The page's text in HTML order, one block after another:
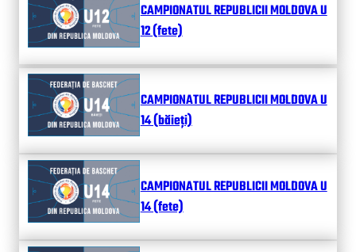
CAMPIONATUL REPUBLICII MOLDOVA U
12 (fete)
CAMPIONATUL REPUBLICII MOLDOVA U
14 (băieți)
CAMPIONATUL REPUBLICII MOLDOVA U
14 (fete)